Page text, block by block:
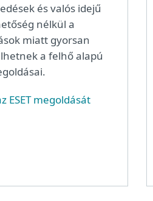
és valós idejű
nélkül a
miatt gyorsan
a felhő alapú
ESET megoldását